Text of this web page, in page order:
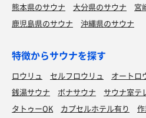
熊本県のサウナ
大分県のサウナ
宮
鹿児島県のサウナ
沖縄県のサウナ
特徴からサウナを探す
ロウリュ セルフロウリュ オートロ
銭湯サウナ
ボナサウナ サウナ室テ
タトゥーOK
カプセルホテル有り